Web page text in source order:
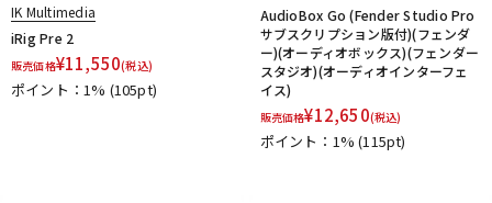
IK Multimedia
iRig Pre 2
販売価格¥11,550(税込)
ポイント：1% (105pt)
AudioBox Go (Fender Studio Pro
サブスクリプション版付)(フェンダ
ー)(オーディオボックス)(フェンダー
スタジオ)(オーディオインターフェ
イス)
販売価格¥12,650(税込)
ポイント：1%(115pt)